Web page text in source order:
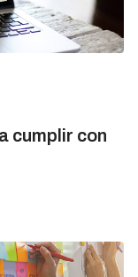
cumplir con